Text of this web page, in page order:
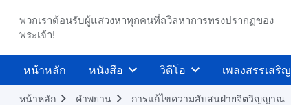
พวกเราต้อนรับผู้แสวงหาทุกคนที่ถวิลหาการทรงปรากฏของ
พระเจ้า!
หน้าหลัก หนังสือ วิดีโอ เพลงสรรเสริญ
หน้าหลัก คำพยาน การแก้ไขความสับสนฝ่ายจิตวิญญาณ